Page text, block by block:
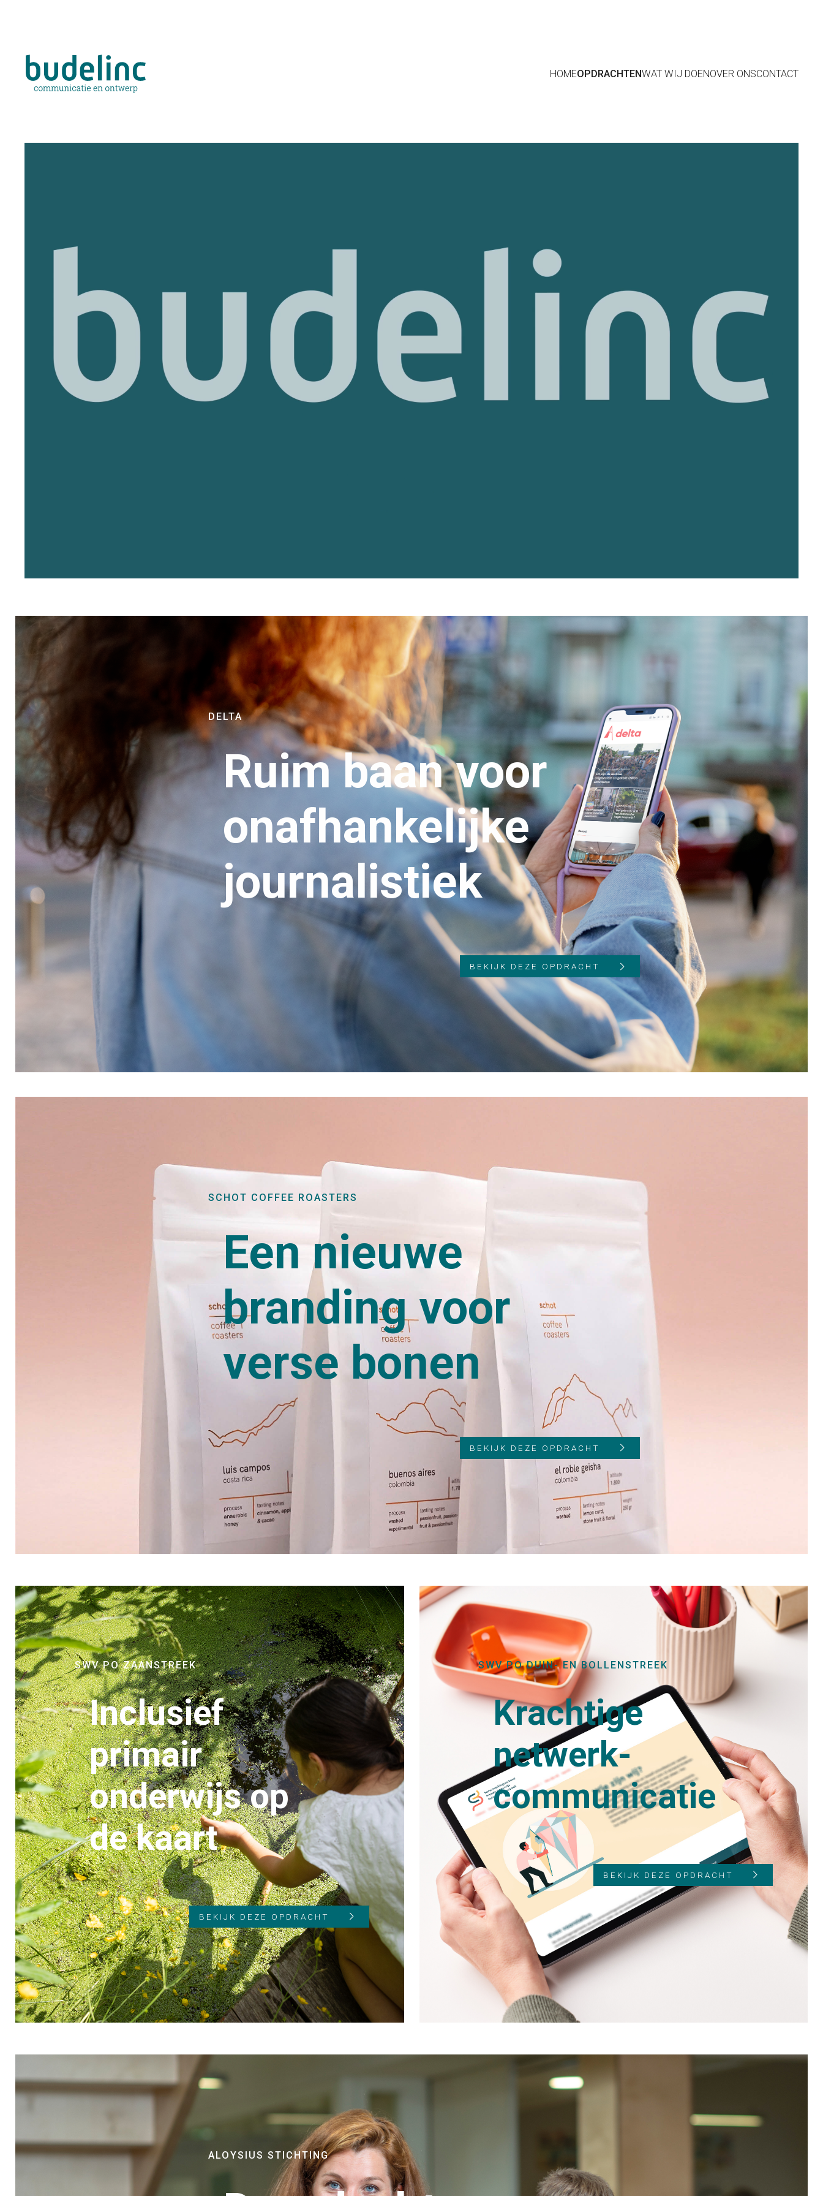
HOMEOPDRACHTENWAT WIJ DOENOVER ONSCONTACT
DELTA
Ruim baan voor
onafhankelijke
journalistiek
BEKIJK DEZE OPDRACHT
SCHOT COFFEE ROASTERS
Een nieuwe
branding voor
verse bonen
BEKIJK DEZE OPDRACHT
SWV PO ZAANSTREEK
Inclusief
primair
onderwijs op
de kaart
BEKIJK DEZE OPDRACHT
SWV PO DUIN- EN BOLLENSTREEK
Krachtige
netwerk­
communicatie
BEKIJK DEZE OPDRACHT
ALOYSIUS STICHTING